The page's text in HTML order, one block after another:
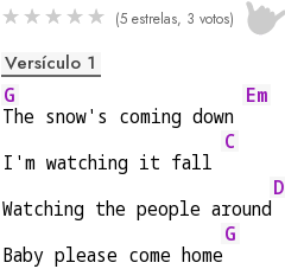
★★★★★ (5 estrelas, 3 votos)
Versículo 1
G
The snow's coming down
Em
I'm watching it fall
C
Watching the people around
D
Baby please come home
G